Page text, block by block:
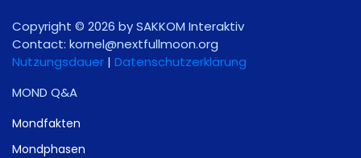
Copyright © 2026 by SAKKOM Interaktiv
Contact: gro.noomlluftxen@lenrok
Nutzungsdauer | Datenschutzerklärung
MOND Q&A
Mondfakten
Mondphasen